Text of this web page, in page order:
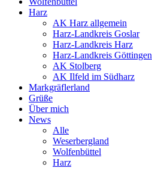
Harz
AK Harz allgemein
Harz-Landkreis Goslar
Harz-Landkreis Harz
Harz-Landkreis Göttingen
AK Stolberg
AK Ilfeld im Südharz
Markgräflerland
Grüße
Über mich
News
Alle
Weserbergland
Wolfenbüttel
Harz